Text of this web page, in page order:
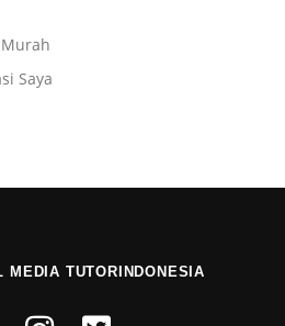
Saya
MEDIA TUTORINDONESIA